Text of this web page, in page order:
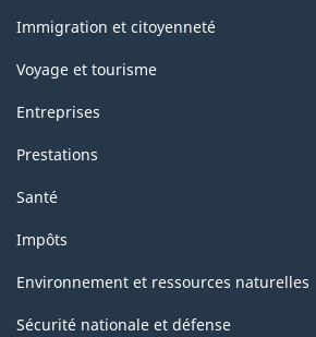
sujets
Immigration et citoyenneté
Voyage et tourisme
Entreprises
Prestations
Santé
Impôts
Environnement et ressources naturelles
Sécurité nationale et défense